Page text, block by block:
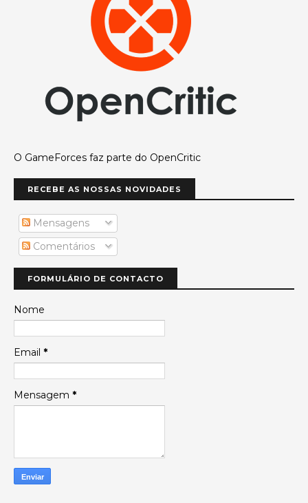
O GameForces faz parte do OpenCritic
RECEBE AS NOSSAS NOVIDADES
Mensagens
Comentários
FORMULÁRIO DE CONTACTO
Nome
Email *
Mensagem *